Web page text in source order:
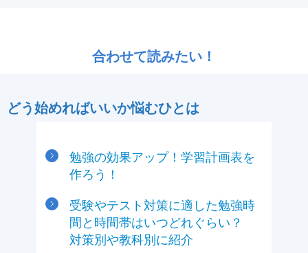
合わせて読みたい！
どう始めればいいか悩むひとは
勉強の効果アップ！学習計画表を
作ろう！
受験やテスト対策に適した勉強時
間と時間帯はいつどれぐらい？
対策別や教科別に紹介